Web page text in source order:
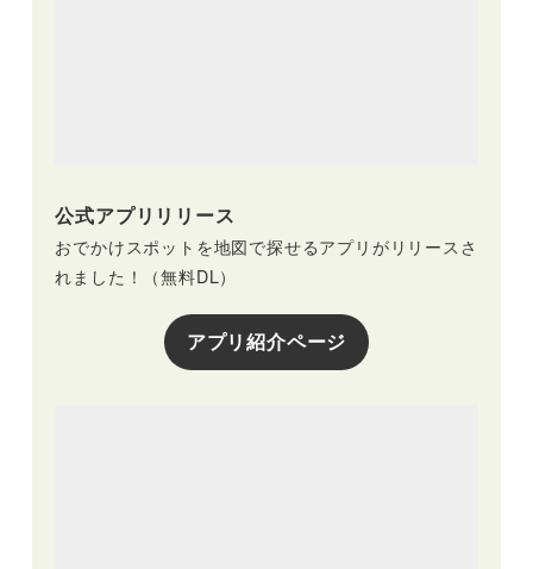
公式アプリリリース
おでかけスポットを地図で探せるアプリがリリースさ
れました！（無料DL）
アプリ紹介ページ